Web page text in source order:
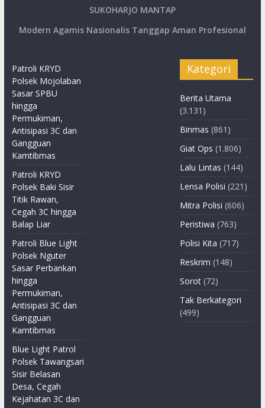
SUKOHARJO MANTAP
Modern Agamis Nasionalis Tanggap Aman Profesional
Patroli KRYD
Polsek Mojolaban
Sasar SPBU
hingga
Permukiman,
Antisipasi 3C dan
Gangguan
Kamtibmas
Patroli KRYD
Polsek Baki Sisir
Titik Rawan,
Cegah 3C hingga
Balap Liar
Patroli Blue Light
Polsek Nguter
Sasar Perbankan
hingga
Permukiman,
Antisipasi 3C dan
Gangguan
Kamtibmas
Blue Light Patrol
Polsek Tawangsari
Sisir Belasan
Desa, Cegah
Kejahatan 3C dan
Kategori
Berita Utama
(3.131)
Binmas (861)
Giat Ops (1.806)
Lalu Lintas (144)
Lensa Polisi (221)
Mitra Polisi (606)
Peristiwa (763)
Polisi Kita (717)
Reskrim (148)
Sorot (72)
Tak Berkategori
(499)